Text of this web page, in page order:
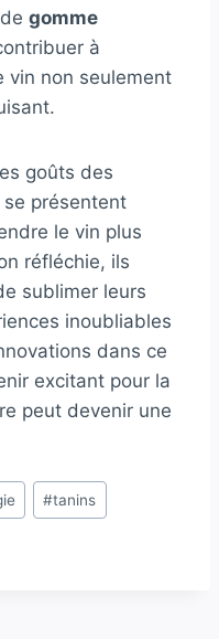
gomme
à
vin non seulement
goûts des
présentent
le vin plus
réfléchie, ils
sublimer leurs
inoubliables
dans ce
excitant pour la
peut devenir une
#tanins